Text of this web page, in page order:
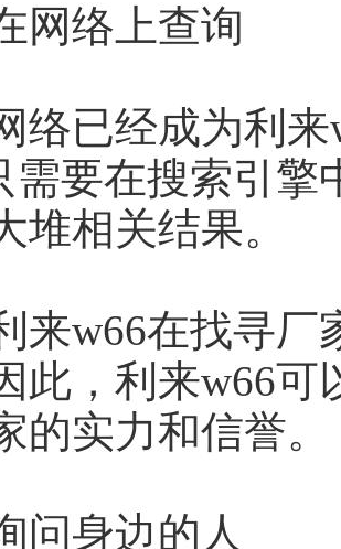
网络上查询
今，网络
需要在搜索引擎
堆相关结果。
来w66在找寻厂
此，利来w66
的实力和信誉。
问身边的人